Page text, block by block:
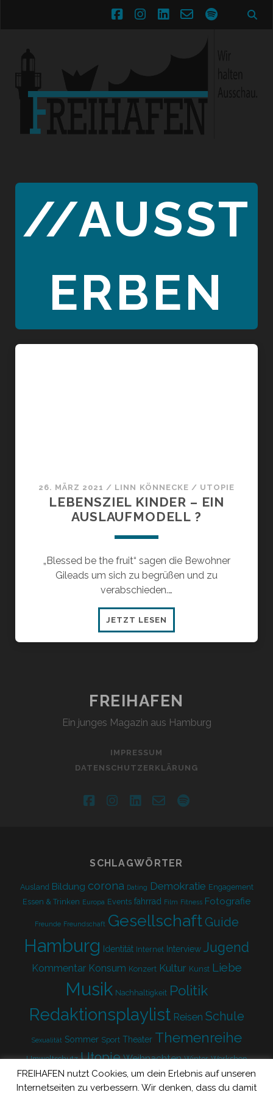
facebookinstagram
linkedin
email-spotify
//AUSST
ERBEN
26. MÄRZ 2021 / LINN KÖNNECKE / UTOPIE
LEBENSZIEL KINDER – EIN
AUSLAUFMODELL ?
„Blessed be the fruit“ sagen die Bewohner
Gileads um sich zu begrüßen und zu
verabschieden.…
JETZT LESEN
KINDER
FREIHAFEN
Ein junges Magazin aus Hamburg
IMPRESSUM
DATENSCHUTZERKLÄRUNG
facebookinstagram
linkedin
email-spotify
SCHLAGWÖRTER
Ausland Bildung corona Dating Demokratie Engagement
Essen & Trinken Europa Events fahrrad Film Fitness Fotografie
Freunde Freundschaft GesellschaftGuide
Hamburg Identität Internet Interview Jugend
Kommentar Konsum Konzert Kultur Kunst Liebe
Musik Nachhaltigkeit Politik
Redaktionsplaylist Reisen Schule
Sexualität Sommer Sport Theater Themenreihe
Umweltschutz Utopie Weihnachten Winter Workshop
Zukunft
FREIHAFEN nutzt Cookies, um dein Erlebnis auf unseren
Internetseiten zu verbessern. Wir denken, dass du damit